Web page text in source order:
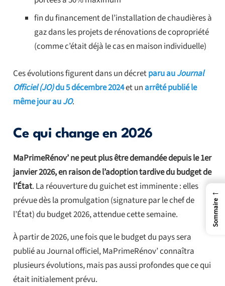
fin du financement de l’installation de chaudières à
gaz dans les projets de rénovations de copropriété
(comme c’était déjà le cas en maison individuelle)
Ces évolutions figurent dans un décretparu auJournal
Officiel (JO)du 5 décembre 2024et unarrêté publié le
même jour auJO.
Ce qui change en 2026
MaPrimeRénov’ ne peut plus être demandée depuis le 1er
janvier 2026, en raison de l’adoption tardive du budget de
l’État. La réouverture du guichet est imminente : elles
prévue dès la promulgation (signature par le chef de
l’État) du budget 2026, attendue cette semaine.
À partir de 2026, une fois que le budget du pays sera
publié au Journal officiel, MaPrimeRénov’ connaîtra
plusieurs évolutions, mais pas aussi profondes que ce qui
était initialement prévu.
←
Sommaire